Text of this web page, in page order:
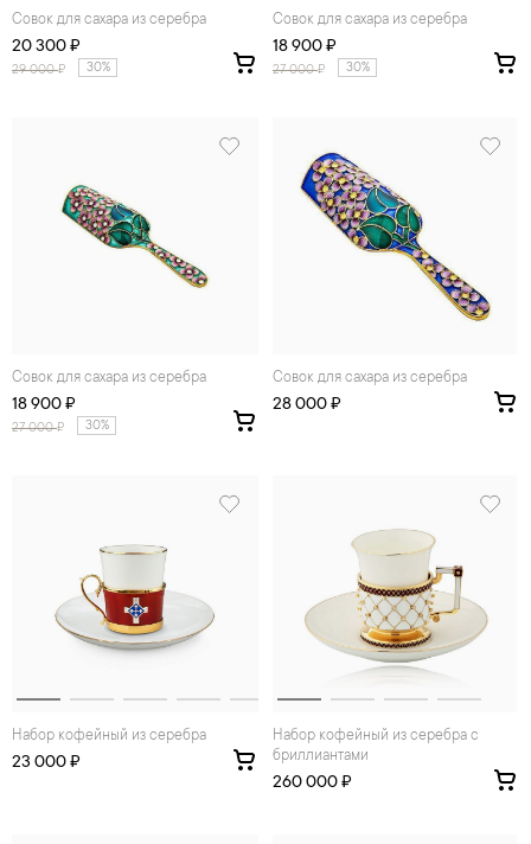
Совок для сахара из серебра
20 300 ₽
29 000₽ 30%
Совок для сахара из серебра
18 900 ₽
27 000₽ 30%
Совок для сахара из серебра
18 900 ₽
27 000₽ 30%
Совок для сахара из серебра
28 000 ₽
Набор кофейный из серебра
23 000 ₽
Набор кофейный из серебра с
бриллиантами
260 000 ₽